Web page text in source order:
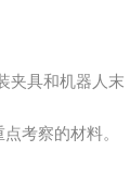
夹具和机器人末
考察的材料。